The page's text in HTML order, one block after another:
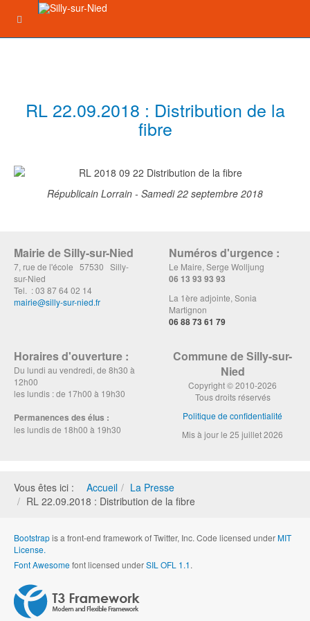
RL 22.09.2018 : Distribution de la
fibre
Républicain Lorrain - Samedi 22 septembre 2018
Mairie de Silly-sur-Nied
7, rue de l'école 57530 Silly-
sur-Nied
Tel. : 03 87 64 02 14
mairie@silly-sur-nied.fr
Numéros d'urgence :
Le Maire, Serge Wolljung
06 13 93 93 93
La 1ère adjointe, Sonia
Martignon
06 88 73 61 79
Horaires d'ouverture :
Du lundi au vendredi, de 8h30 à
12h00
les lundis : de 17h00 à 19h30
Permanences des élus :
les lundis de 18h00 à 19h30
Commune de Silly-sur-
Nied
Copyright © 2010-2026
Tous droits réservés
Politique de confidentialité
Mis à jour le 25 juillet 2026
Vous êtes ici : Accueil
La Presse
RL 22.09.2018 : Distribution de la fibre
Bootstrapis a front-end framework of Twitter, Inc. Code licensed underMIT
License.
Font Awesomefont licensed underSIL OFL 1.1.